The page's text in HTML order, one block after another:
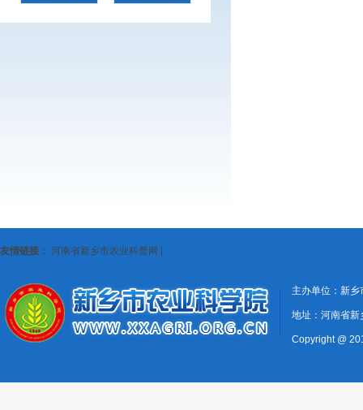
友情链接： 河南省新乡市农业科普网
主办单位：新
地址：河南省
Copyright @